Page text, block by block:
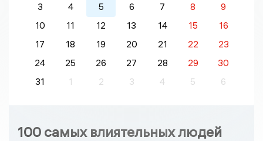
3
4 5 6 7 8
9
10
11 12 13 14 15
16
17
18 19 20 21 22
23
24
25 26 27 28 29
30
31
1 2 3 4 5 6
100 самых влиятельных людей